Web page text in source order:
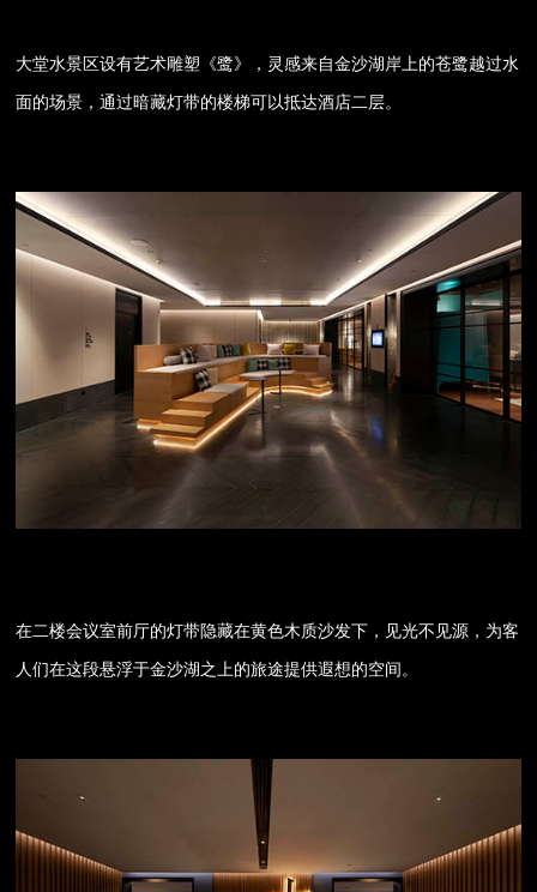
大堂水景区设有艺术雕塑《鹭》，灵感来自金沙湖岸上的苍鹭越过水
面的场景，通过暗藏灯带的楼梯可以抵达酒店二层。
在二楼会议室前厅的灯带隐藏在黄色木质沙发下，见光不见源，为客
人们在这段悬浮于金沙湖之上的旅途提供遐想的空间。